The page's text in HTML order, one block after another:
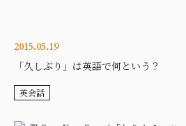
2015.05.19
「久しぶり」は英語で何という？
英会話